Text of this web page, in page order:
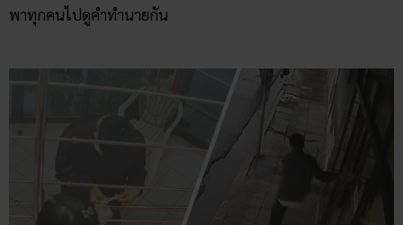
พาทุกคนไปดูคำทำนายกัน